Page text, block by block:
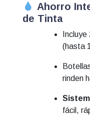
Ahorro
de Tinta
Incluye
(hasta
rinden
fácil,